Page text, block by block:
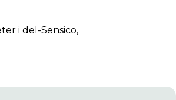
i del-Sensico,